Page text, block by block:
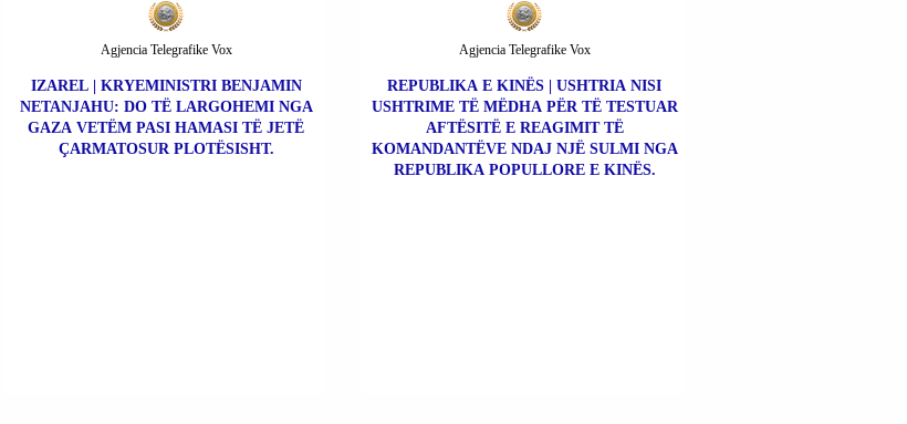
IZAREL | KRYEMINISTRI BENJAMIN
NETANJAHU: DO TË LARGOHEMI NGA
GAZA VETËM PASI HAMASI TË JETË
ÇARMATOSUR PLOTËSISHT.
Agjencia Telegrafike Vox
REPUBLIKA E KINËS | USHTRIA NISI
USHTRIME TË MËDHA PËR TË TESTUAR
AFTËSITË E REAGIMIT TË
KOMANDANTËVE NDAJ NJË SULMI NGA
REPUBLIKA POPULLORE E KINËS.
Agjencia Telegrafike Vox